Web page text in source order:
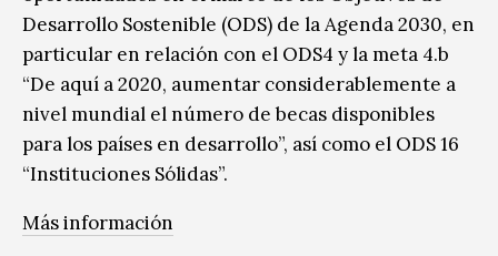
Desarrollo Sostenible (ODS) de la Agenda 2030, en
particular en relación con el ODS4 y la meta 4.b
“De aquí a 2020, aumentar considerablemente a
nivel mundial el número de becas disponibles
para los países en desarrollo”, así como el ODS 16
“Instituciones Sólidas”.
Más información